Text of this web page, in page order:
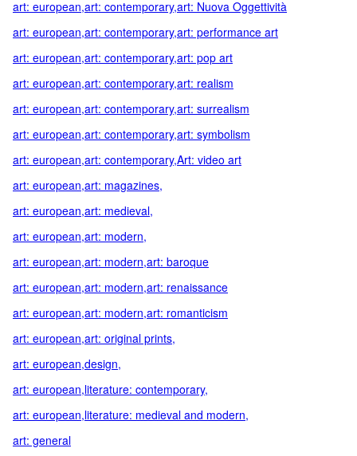
art: european,art: contemporary,art: Nuova Oggettività
art: european,art: contemporary,art: performance art
art: european,art: contemporary,art: pop art
art: european,art: contemporary,art: realism
art: european,art: contemporary,art: surrealism
art: european,art: contemporary,art: symbolism
art: european,art: contemporary,Art: video art
art: european,art: magazines,
art: european,art: medieval,
art: european,art: modern,
art: european,art: modern,art: baroque
art: european,art: modern,art: renaissance
art: european,art: modern,art: romanticism
art: european,art: original prints,
art: european,design,
art: european,literature: contemporary,
art: european,literature: medieval and modern,
art: general